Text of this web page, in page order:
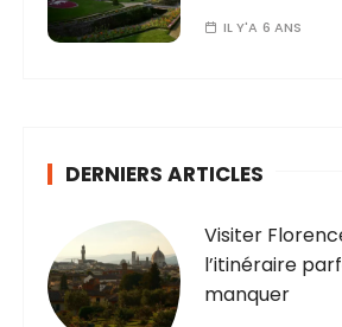
IL Y'A 6 ANS
DERNIERS ARTICLES
Visiter
l’itinéraire
manquer